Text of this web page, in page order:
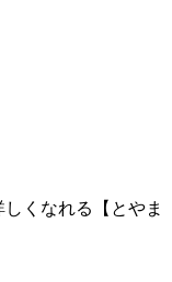
くなれる【とやま